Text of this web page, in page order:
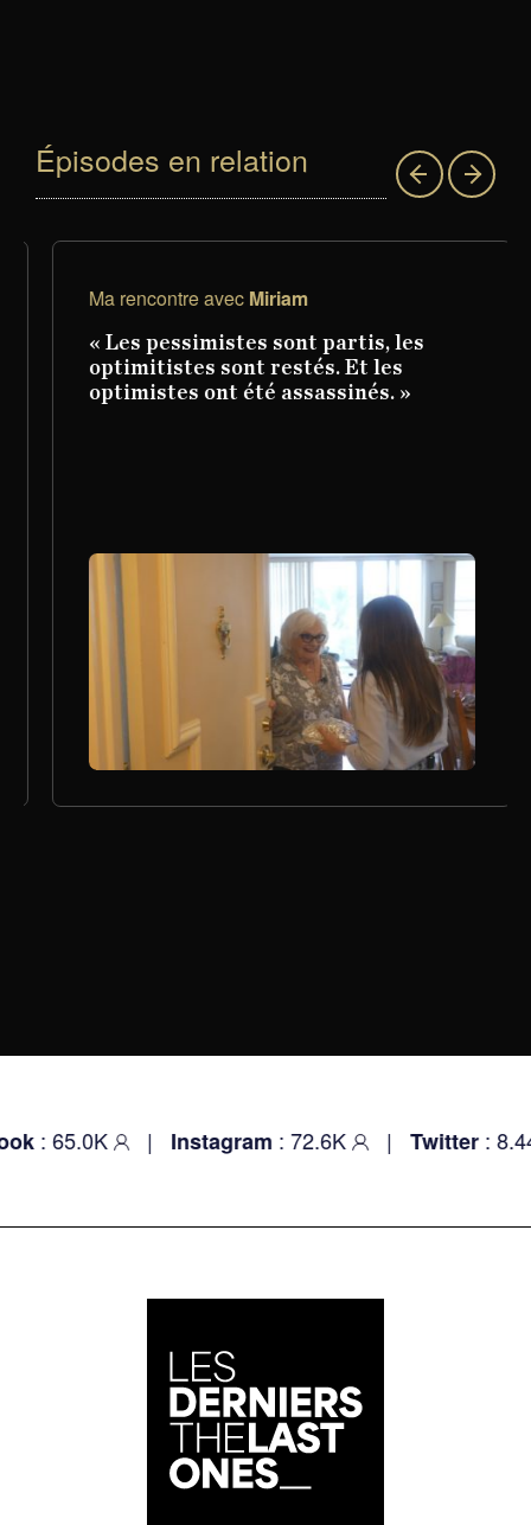
Épisodes en relation
Ma rencontre avecMiriam
« Les pessimistes sont partis, les
optimitistes sont restés. Et les
optimistes ont été assassinés. »
: 65.0K | Instagram: 72.6K | Twitter: 8.44K